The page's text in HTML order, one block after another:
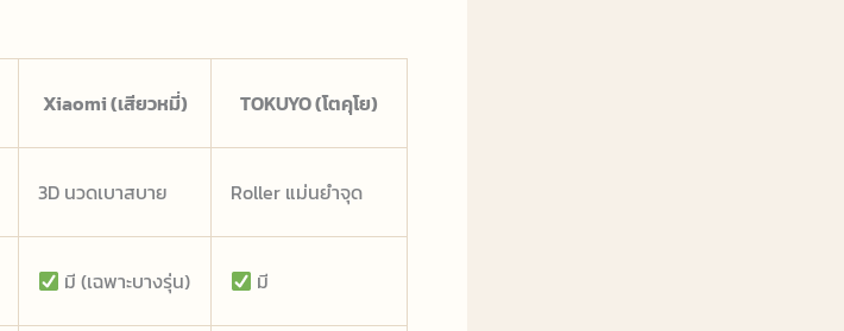
Xiaomi (เสียวหมี่) TOKUYO (โตคุโย)
3D นวดเบาสบาย Roller แม่นยำจุด
มี (เฉพาะบางรุ่น) มี